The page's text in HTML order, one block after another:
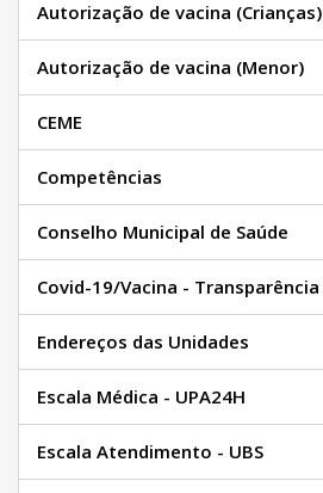
Autorização de vacina (Crianças)
Autorização de vacina (Menor)
CEME
Competências
Conselho Municipal de Saúde
Covid-19/Vacina - Transparência
Endereços das Unidades
Escala Médica - UPA24H
Escala Atendimento - UBS